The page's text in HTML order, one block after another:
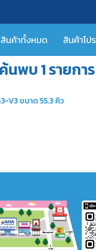
สินค้าทั้งหมด สินค้าโป
ค้นพบ 1 รายกา
V3 ขนาด 55.3 คิว